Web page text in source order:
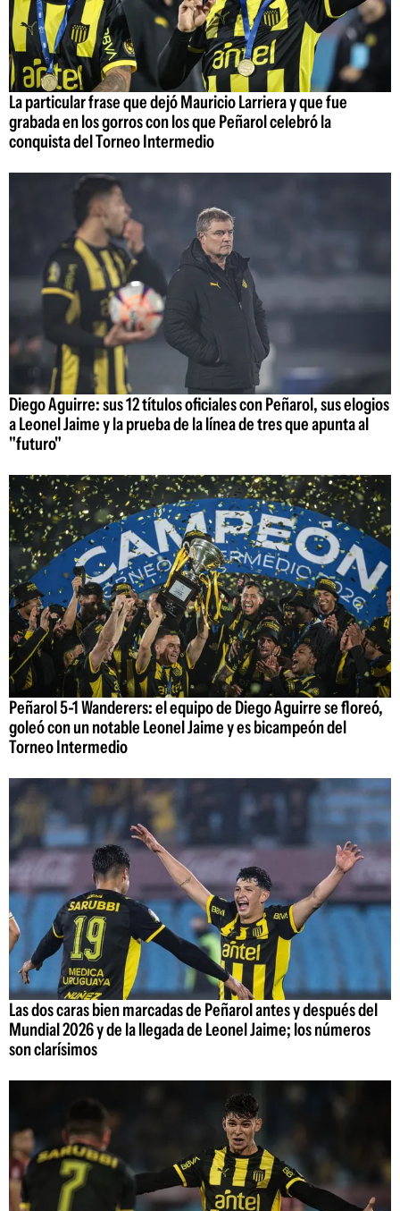
La particular frase que dejó Mauricio Larriera y que fue
grabada en los gorros con los que Peñarol celebró la
conquista del Torneo Intermedio
Diego Aguirre: sus 12 títulos oficiales con Peñarol, sus elogios
a Leonel Jaime y la prueba de la línea de tres que apunta al
"futuro"
Peñarol 5-1 Wanderers: el equipo de Diego Aguirre se floreó,
goleó con un notable Leonel Jaime y es bicampeón del
Torneo Intermedio
Las dos caras bien marcadas de Peñarol antes y después del
Mundial 2026 y de la llegada de Leonel Jaime; los números
son clarísimos